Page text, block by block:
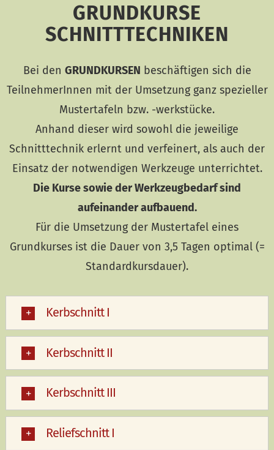
GRUNDKURSE
SCHNITTTECHNIKEN
Bei den GRUNDKURSEN beschäftigen sich die
TeilnehmerInnen mit der Umsetzung ganz spezieller
Mustertafeln bzw. -werkstücke.
Anhand dieser wird sowohl die jeweilige
Schnitttechnik erlernt und verfeinert, als auch der
Einsatz der notwendigen Werkzeuge unterrichtet.
Die Kurse sowie der Werkzeugbedarf sind
aufeinander aufbauend.
Für die Umsetzung der Mustertafel eines
Grundkurses ist die Dauer von 3,5 Tagen optimal (=
Standardkursdauer).
Kerbschnitt I
Kerbschnitt II
Kerbschnitt III
Reliefschnitt I